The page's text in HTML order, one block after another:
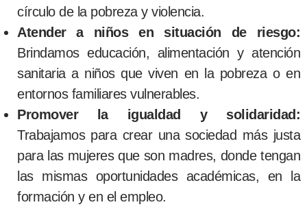
círculo de la pobreza y violencia.
Atender a niños en situación de riesgo:
Brindamos educación, alimentación y atención
sanitaria a niños que viven en la pobreza o en
entornos familiares vulnerables.
Promover la igualdad y solidaridad:
Trabajamos para crear una sociedad más justa
para las mujeres que son madres, donde tengan
las mismas oportunidades académicas, en la
formación y en el empleo.